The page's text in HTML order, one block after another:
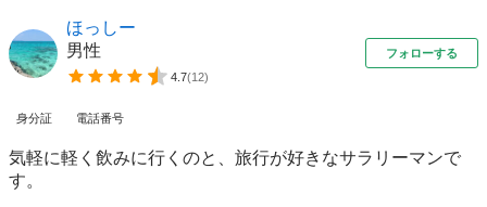
ほっしー
男性
4.7(12)
フォローする
身分証 電話番号
気軽に軽く飲みに行くのと、旅行が好きなサラリーマンで
す。